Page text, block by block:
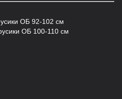
ОБ 92-102 см
ОБ 100-110 см